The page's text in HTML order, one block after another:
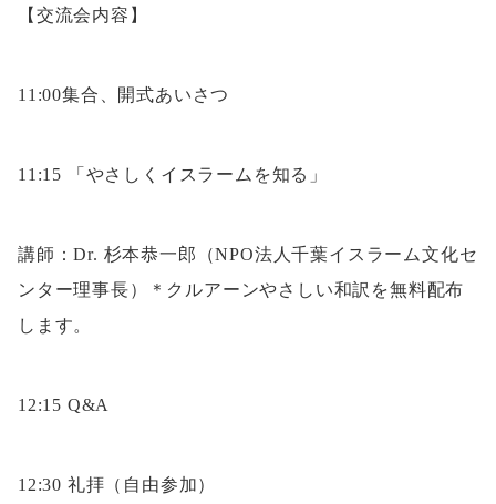
【交流会内容】
11:00集合、開式あいさつ
11:15 「やさしくイスラームを知る」
講師：Dr. 杉本恭一郎（NPO法人千葉イスラーム文化セ
ンター理事長）＊クルアーンやさしい和訳を無料配布
します。
12:15 Q&A
12:30 礼拝（自由参加）